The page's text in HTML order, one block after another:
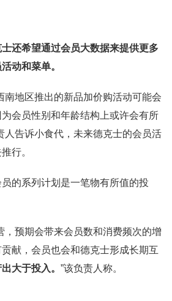
还希望通过会员大数据来提供更多
动和菜单。
南地区推出的新品加价购活动可能会
会员性别和年龄结构上或许会有所
人告诉小食代，未来德克士的会员活
行。
的系列计划是一笔物有所值的投
，预期会带来会员数和消费频次的增
献，会员也会和德克士形成长期互
大于投入。 ”该负责人称。